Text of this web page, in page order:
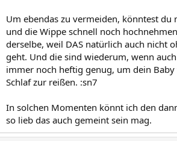
Um ebendas zu vermeiden, könntest du
und die Wippe schnell noch
derselbe, weil DAS natürlich auch nicht
geht. Und die sind wiederum, wenn
immer noch heftig genug, um dein Baby
Schlaf zur reißen. :sn7
In solchen Momenten könnt ich den
so lieb das auch gemeint sein mag.